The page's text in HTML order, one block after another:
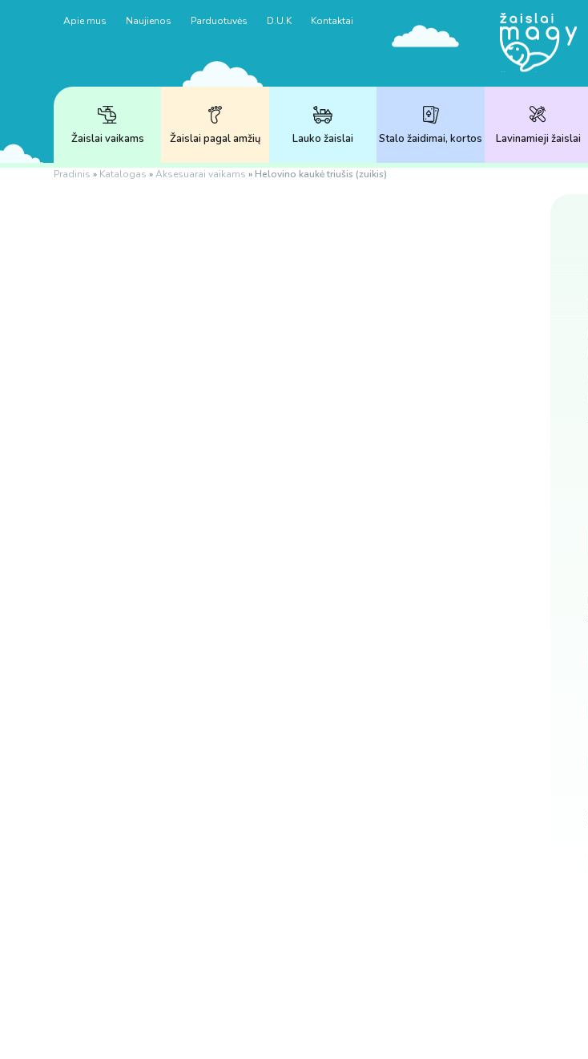
Apie mus Naujienos Parduotuvės D.U.K Kontaktai
Žaislai vaikams Žaislai pagal amžių Lauko žaislai Stalo žaidimai, kortos Lavinamieji žaislai
Pradinis » Katalogas »Aksesuarai vaikams » Helovino kaukė triušis (zuikis)